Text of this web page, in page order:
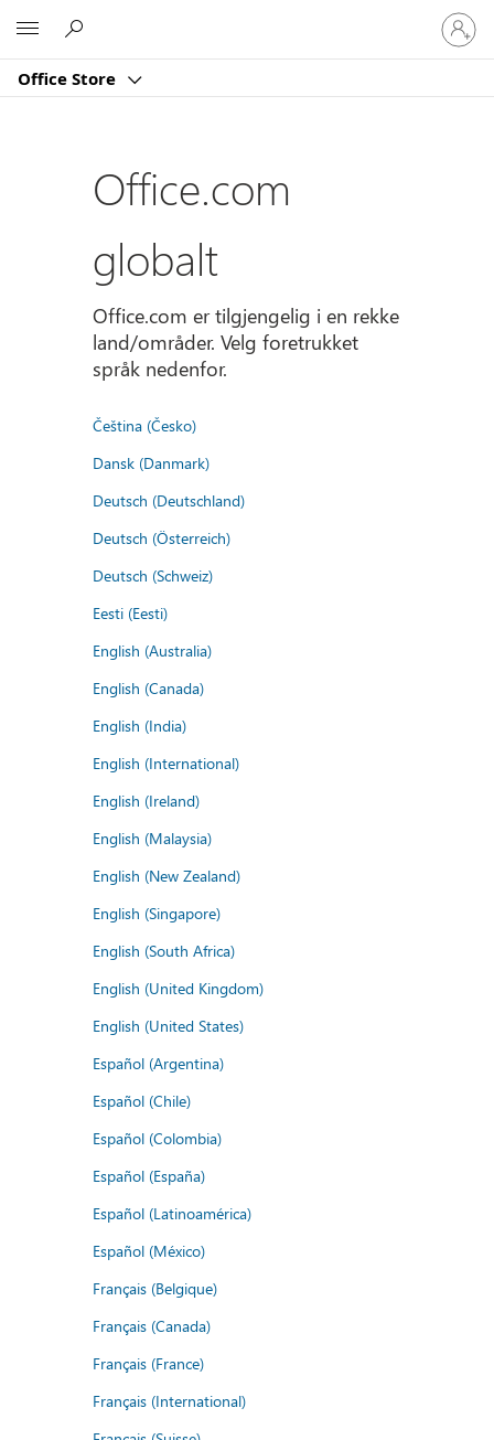
Office Store
Logg
på
kontoen
Office.com
globalt
Office.com er tilgjengelig i en rekke
land/områder. Velg foretrukket
språk nedenfor.
Čeština (Česko)
Dansk (Danmark)
Deutsch (Deutschland)
Deutsch (Österreich)
Deutsch (Schweiz)
Eesti (Eesti)
English (Australia)
English (Canada)
English (India)
English (International)
English (Ireland)
English (Malaysia)
English (New Zealand)
English (Singapore)
English (South Africa)
English (United Kingdom)
English (United States)
Español (Argentina)
Español (Chile)
Español (Colombia)
Español (España)
Español (Latinoamérica)
Español (México)
Français (Belgique)
Français (Canada)
Français (France)
Français (International)